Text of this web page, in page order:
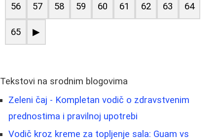
56 57 58 59 60 61 62 63 64
65 ▶
Tekstovi na srodnim blogovima
Zeleni čaj - Kompletan vodič o zdravstvenim
prednostima i pravilnoj upotrebi
Vodič kroz kreme za topljenje sala: Guam vs